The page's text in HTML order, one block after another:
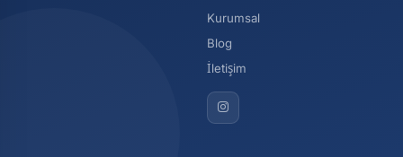
Kurumsal
Blog
İletişim